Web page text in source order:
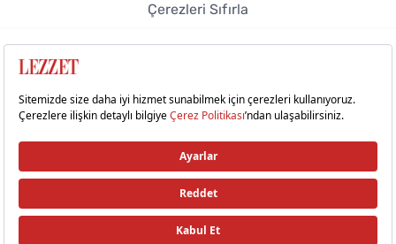
Çerezleri Sıfırla
© 2026 Lezzet Online. Tüm hakları saklıdır.